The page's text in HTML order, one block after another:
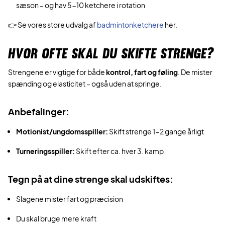
sæson – og hav 5-10 ketchere i rotation
👉 Se vores store udvalg af badmintonketchere her.
HVOR OFTE SKAL DU SKIFTE STRENGE?
Strengene er vigtige for bådekontrol, fart og føling . De mister
spænding og elasticitet – også uden at springe.
Anbefalinger:
Motionist/ungdomsspiller: Skift strenge 1-2 gange årligt
Turneringsspiller: Skift efter ca. hver 3. kamp
Tegn på at dine strenge skal udskiftes:
Slagene mister fart og præcision
Du skal bruge mere kraft